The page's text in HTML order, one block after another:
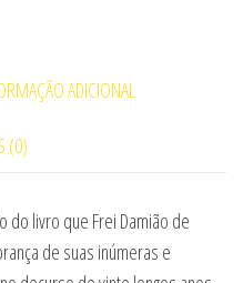
ADICIONAL
(0)
do livro que Frei Damião de
de suas inúmeras e